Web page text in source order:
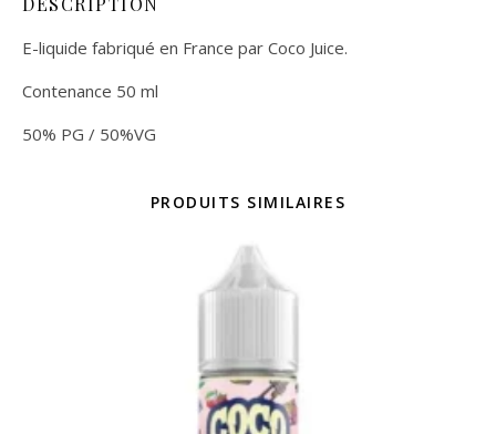
E-liquide fabriqué en France par Coco Juice.
Contenance 50 ml
50% PG / 50%VG
PRODUITS SIMILAIRES